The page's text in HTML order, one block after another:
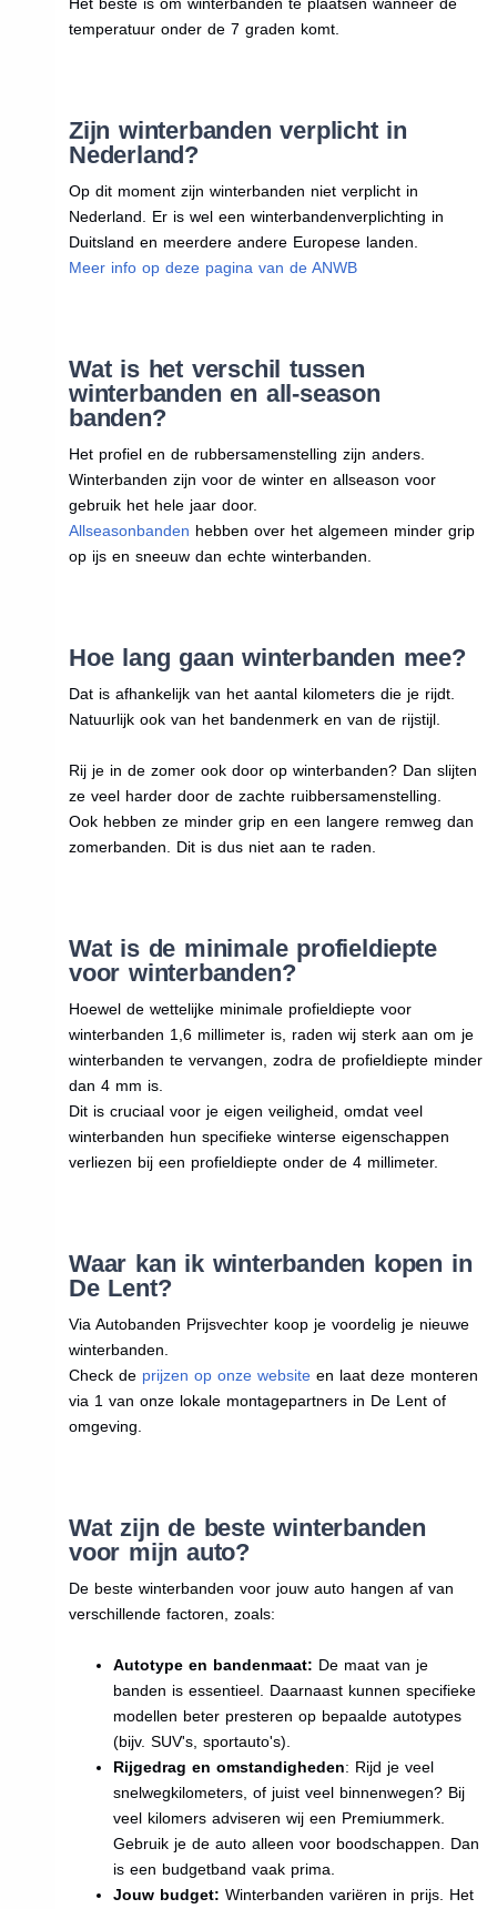
temperatuur onder de 7 graden komt.
Zijn winterbanden verplicht in
Nederland?
Op dit moment zijn winterbanden niet verplicht in
Nederland. Er is wel een winterbandenverplichting in
Duitsland en meerdere andere Europese landen.
Meer info op deze pagina van de ANWB
Wat is het verschil tussen
winterbanden en all-season
banden?
Het profiel en de rubbersamenstelling zijn anders.
Winterbanden zijn voor de winter en allseason voor
gebruik het hele jaar door.
Allseasonbanden hebben over het algemeen minder grip
op ijs en sneeuw dan echte winterbanden.
Hoe lang gaan winterbanden mee?
Dat is afhankelijk van het aantal kilometers die je rijdt.
Natuurlijk ook van het bandenmerk en van de rijstijl.
Rij je in de zomer ook door op winterbanden? Dan slijten
ze veel harder door de zachte ruibbersamenstelling.
Ook hebben ze minder grip en een langere remweg dan
zomerbanden. Dit is dus niet aan te raden.
Wat is de minimale profieldiepte
voor winterbanden?
Hoewel de wettelijke minimale profieldiepte voor
winterbanden 1,6 millimeter is, raden wij sterk aan om je
winterbanden te vervangen, zodra de profieldiepte minder
dan 4 mm is.
Dit is cruciaal voor je eigen veiligheid, omdat veel
winterbanden hun specifieke winterse eigenschappen
verliezen bij een profieldiepte onder de 4 millimeter.
Waar kan ik winterbanden kopen in
De Lent?
Via Autobanden Prijsvechter koop je voordelig je nieuwe
winterbanden.
Check de prijzen op onze websiteen laat deze monteren
via 1 van onze lokale montagepartners in De Lent of
omgeving.
Wat zijn de beste winterbanden
voor mijn auto?
De beste winterbanden voor jouw auto hangen af van
verschillende factoren, zoals:
Autotype en bandenmaat: De maat van je
banden is essentieel. Daarnaast kunnen specifieke
modellen beter presteren op bepaalde autotypes
(bijv. SUV's, sportauto's).
Rijgedrag en omstandigheden: Rijd je veel
snelwegkilometers, of juist veel binnenwegen? Bij
veel kilomers adviseren wij een Premiummerk.
Gebruik je de auto alleen voor boodschappen. Dan
is een budgetband vaak prima.
Jouw budget: Winterbanden variëren in prijs. Het